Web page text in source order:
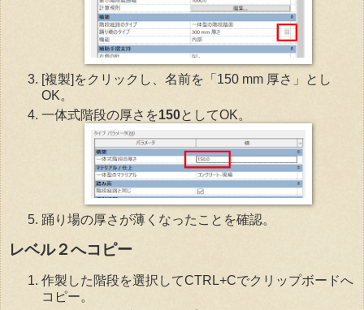
[複製]をクリックし、名前を「150 mm 厚さ」とし
OK。
一体式階段の厚さを150としてOK。
踊り場の厚さが薄くなったことを確認。
レベル２へコピー
作製した階段を選択してCTRL+Cでクリップボードへ
コピー。